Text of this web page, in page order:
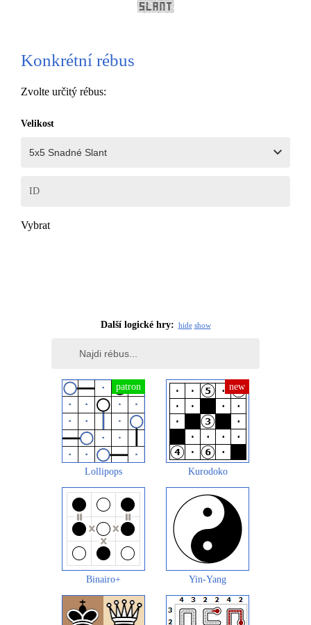
Konkrétní rébus
Zvolte určitý rébus:
Velikost
ID
Vybrat
Další logické hry: hide show
Lollipops Kurodoko
Binairo+ Yin-Yang